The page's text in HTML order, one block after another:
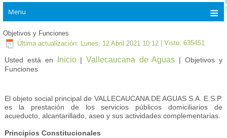
Menu
Objetivos y Funciones
Última actualización: Lunes, 12 Abril 2021 10:12 | Visto: 635451
Usted está en Inicio|Vallecaucana de Aguas | Objetivos y
Funciones
El objeto social principal de VALLECAUCANA DE AGUAS S.A. E.S.P.
es la prestación de los servicios públicos domiciliarios de
acueducto, alcantarillado, aseo y sus actividades complementarias.
Principios Constitucionales